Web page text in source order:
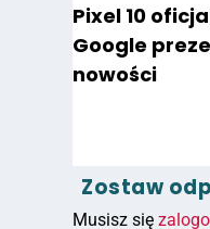
Pixel 10
Google
nowości
Zostaw
Musisz się